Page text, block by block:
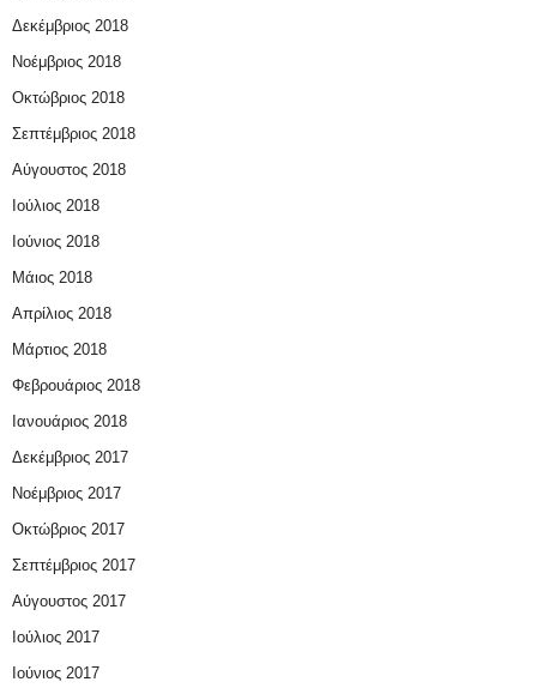
Δεκέμβριος 2018
Νοέμβριος 2018
Οκτώβριος 2018
Σεπτέμβριος 2018
Αύγουστος 2018
Ιούλιος 2018
Ιούνιος 2018
Μάιος 2018
Απρίλιος 2018
Μάρτιος 2018
Φεβρουάριος 2018
Ιανουάριος 2018
Δεκέμβριος 2017
Νοέμβριος 2017
Οκτώβριος 2017
Σεπτέμβριος 2017
Αύγουστος 2017
Ιούλιος 2017
Ιούνιος 2017